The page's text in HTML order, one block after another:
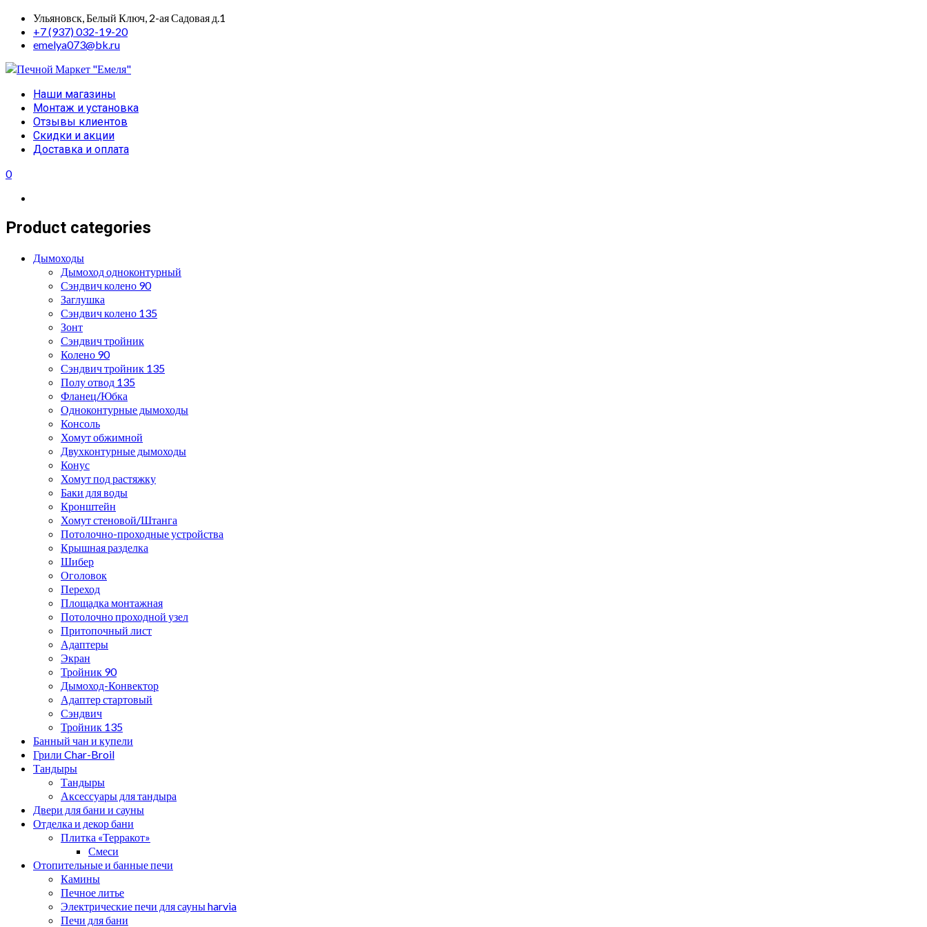
Skip
content
Ульяновск, Белый Ключ, 2-ая Садовая д.1
+7 (937) 032-19-20
emelya073@bk.ru
Primary
Menu
Наши магазины
Монтаж и установка
Отзывы клиентов
Скидки и акции
Доставка и оплата
0
Product categories
Дымоходы
Дымоход одноконтурный
Сэндвич колено 90
Заглушка
Сэндвич колено 135
Зонт
Сэндвич тройник
Колено 90
Сэндвич тройник 135
Полу отвод 135
Фланец/Юбка
Одноконтурные дымоходы
Консоль
Хомут обжимной
Двухконтурные дымоходы
Конус
Хомут под растяжку
Баки для воды
Кронштейн
Хомут стеновой/Штанга
Потолочно-проходные устройства
Крышная разделка
Шибер
Оголовок
Переход
Площадка монтажная
Потолочно проходной узел
Притопочный лист
Адаптеры
Экран
Тройник 90
Дымоход-Конвектор
Адаптер стартовый
Сэндвич
Тройник 135
Банный чан и купели
Грили Char-Broil
Тандыры
Тандыры
Аксессуары для тандыра
Двери для бани и сауны
Отделка и декор бани
Плитка «Терракот»
Смеси
Отопительные и банные печи
Камины
Печное литье
Электрические печи для сауны harvia
Печи для бани